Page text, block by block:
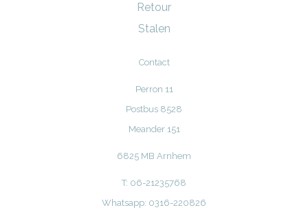
Retour
Stalen
Contact
Perron 11
Postbus 8528
Meander 151
6825 MB Arnhem
T: 06-21235768
Whatsapp: 0316-220826